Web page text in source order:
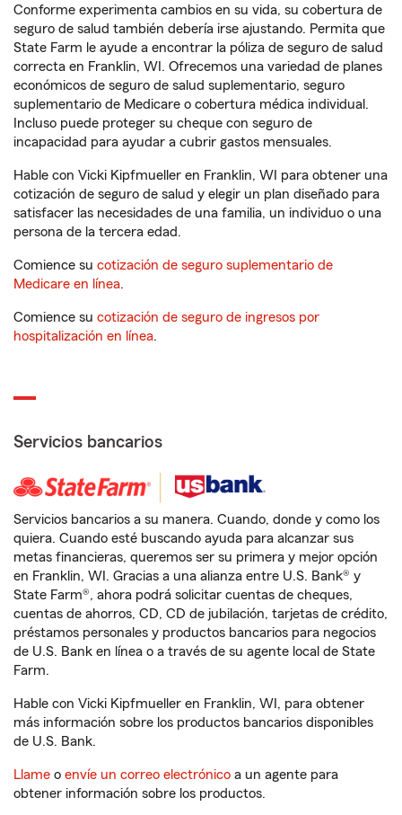
Conforme experimenta cambios en su vida, su cobertura de
seguro de salud también debería irse ajustando. Permita que
State Farm le ayude a encontrar la póliza de seguro de salud
correcta en Franklin, WI. Ofrecemos una variedad de planes
económicos de seguro de salud suplementario, seguro
suplementario de Medicare o cobertura médica individual.
Incluso puede proteger su cheque con seguro de
incapacidad para ayudar a cubrir gastos mensuales.
Hable con Vicki Kipfmueller en Franklin, WI para obtener una
cotización de seguro de salud y elegir un plan diseñado para
satisfacer las necesidades de una familia, un individuo o una
persona de la tercera edad.
Comience su cotización de seguro suplementario de
Medicare en línea.
Comience su cotización de seguro de ingresos por
hospitalización en línea.
Servicios bancarios
Servicios bancarios a su manera. Cuando, donde y como los
quiera. Cuando esté buscando ayuda para alcanzar sus
metas financieras, queremos ser su primera y mejor opción
en Franklin, WI. Gracias a una alianza entre U.S. Bank® y
State Farm®, ahora podrá solicitar cuentas de cheques,
cuentas de ahorros, CD, CD de jubilación, tarjetas de crédito,
préstamos personales y productos bancarios para negocios
de U.S. Bank en línea o a través de su agente local de State
Farm.
Hable con Vicki Kipfmueller en Franklin, WI, para obtener
más información sobre los productos bancarios disponibles
de U.S. Bank.
Llame o envíe un correo electrónico a un agente para
obtener información sobre los productos.